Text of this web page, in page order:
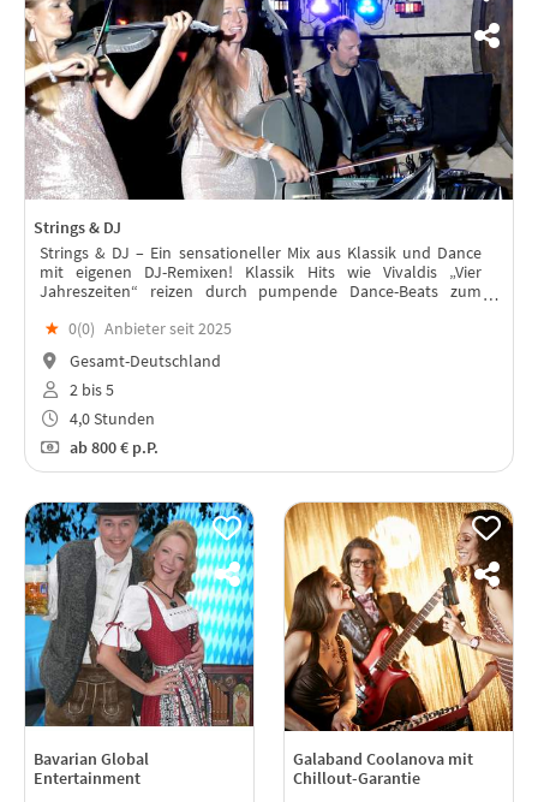
Strings & DJ
Strings & DJ – Ein sensationeller Mix aus Klassik und Dance
mit eigenen DJ-Remixen! Klassik Hits wie Vivaldis „Vier
Jahreszeiten“ reizen durch pumpende Dance-Beats zum
FINESSE veredelt.
★ 0(0) Anbieter seit 2025
Gesamt-Deutschland
2 bis 5
4,0 Stunden
ab800 € p.P.
Bavarian Global
Entertainment
Galaband Coolanova mit
Chillout-Garantie